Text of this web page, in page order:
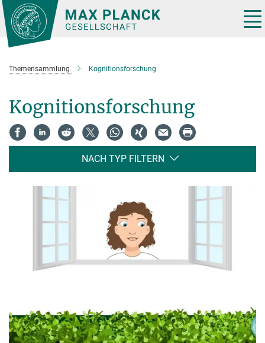
Hauptinhalt
Themensammlung Kognitionsforschung
Kognitionsforschung
NACH TYP FILTERN